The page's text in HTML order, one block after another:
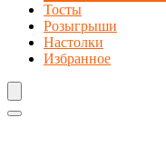
Тосты
Розыгрыши
Настолки
Избранное